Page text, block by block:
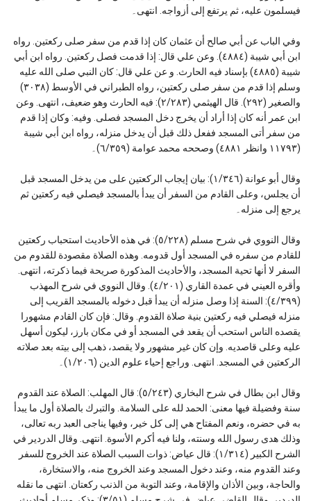
فيسلمون عليه، ثم يرتفع إلى أزواجه. انتهى۔
وفي الباب عن أبي صالح أن عثمان كان إذا قدم من سفر صلى ركعتين. رواه
ابن أبي شيبة (٤٨٨٤). وعن علي قال: إذا قدمت فصل ركعتين. رواه ابن أبي
شيبة (٤٨٨٥) بإسناد فيه الحارث. و عن علي قال: كان النبي صلى الله عليه
وسلم إذا قدم من سفر صلى ركعتين، رواه الطبراني في الأوسط (٣٠٣٨)
والصغير (٢٩٢). قال الهيثمي (٢/٢٨٣): فيه الحارث وهو ضعيف، انتهى. وعن
ابن عمر أنه كان إذا أراد أن يخرج دخل المسجد فصلى. وفيه: وكان إذا قدم
من سفر أتى المسجد ففعل ذلك قبل أن يدخل منزله، رواه ابن أبي شيبة
(١١٧٩٣ وانظر ٤٨٨١) وصححه محمد عوامة (٦/٣٥٩)۔
وقال أبو عوانة (١/٣٤٦): بيان إيجاب الركعتين على من يدخل المسجد قبل
أن يجلس، وعلى القادم من السفر أن يبدأ بالمسجد فيصلي فيه ركعتين ثم
يرجع إلى منزله۔
وقال النووي في شرح مسلم (٥/٢٢٨): في هذه الأحاديث استحباب ركعتين
للقادم من سفره في المسجد أول قدومه. وهذه الصلاة مقصودة للقدوم من
السفر لا أنها تحية المسجد، والأحاديث المذكورة صريحة فيما ذكرته، انتهى.
وأقره العيني في عمدة القاري (٤/٢٠١). وقال النووي في شرح المهذب
(٤/٣٩٩): السنة إذا وصل منزله أن يبدأ قبل دخوله بالمسجد القريب إلى
منزله فيصلي فيه ركعتين بنية صلاة القدوم. وقال: فإن كان القادم مشهورا
يقصده الناس استحب أن يقعد في المسجد أو في مكان بارز، ليكون أسهل
عليه وعلى قاصديه. وإن كان غير مشهور ولا يقصد، ذهب إلى بيته بعد صلاته
الركعتين في المسجد. انتهى. وراجع إحياء علوم الدين (١/٢٠٦)۔
وقال ابن بطال في شرح البخاري (٥/٢٤٣): قال المهلب: الصلاة عند القدوم
سنة وفضيلة فيها معنى: الحمد لله على السلامة. والتبرك بالصلاة أول ما يبدأ
به في حضره، ونعم المفتاح هي إلى كل خير، وفيها يناجى العبد ربه تعالى،
وذلك هدى رسول الله وسنته، ولنا فيه أكرم الأسوة. انتهى. وقال الدردير في
الشرح الكبير (١/٣١٤): قال عياض: ذوات السبب الصلاة عند الخروج للسفر
وعند القدوم منه، وعند دخول المسجد وعند الخروج منه، والاستخارة،
والحاجة، وبين الأذان والإقامة، وعند التوبة من الذنب ركعتان. انتهى ما نقله